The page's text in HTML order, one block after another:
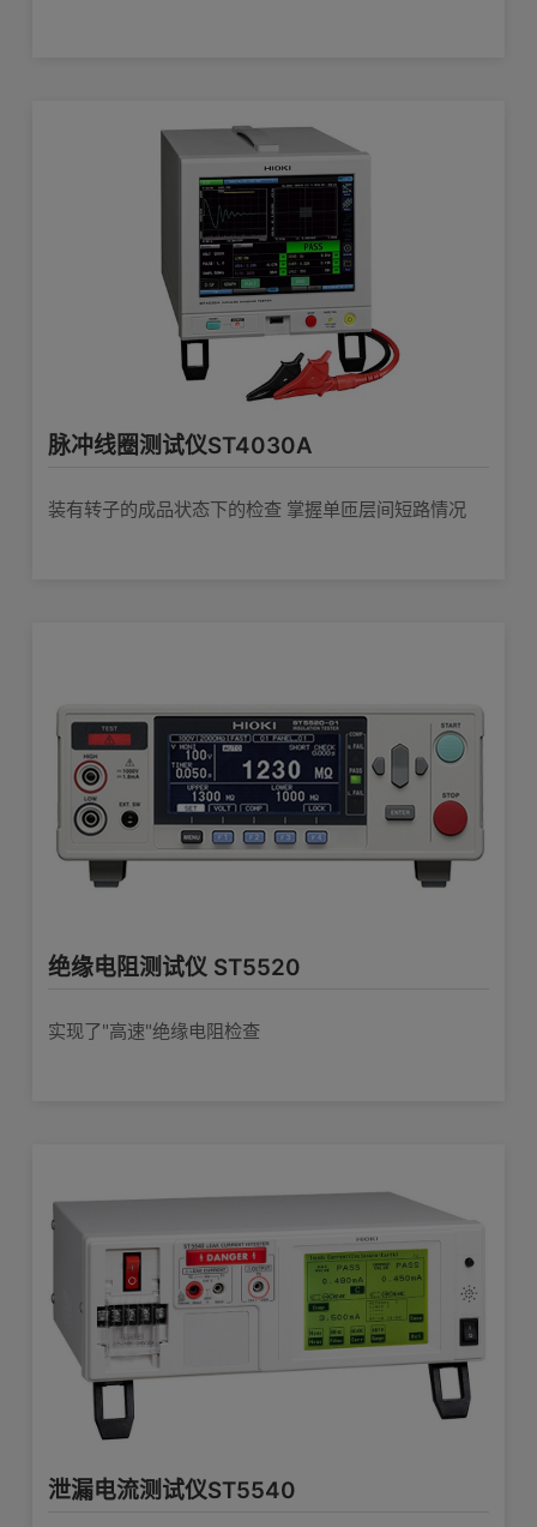
脉冲线圈测试仪ST4030A
装有转子的成品状态下的检查 掌握单匝层间短路情况
绝缘电阻测试仪 ST5520
实现了"高速"绝缘电阻检查
泄漏电流测试仪ST5540